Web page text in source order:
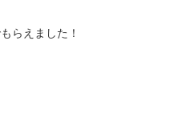
らえました！